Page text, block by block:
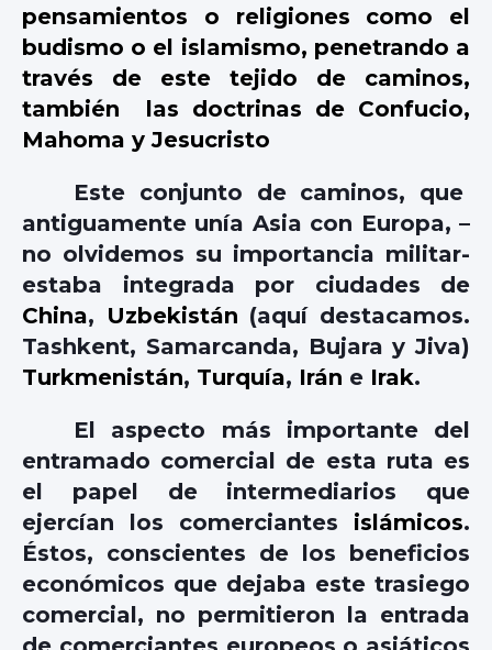
pensamientos o religiones como el
budismo o el islamismo, penetrando a
través de este tejido de caminos,
también
las doctrinas de Confucio,
Mahoma y Jesucristo
Este conjunto de caminos, que
antiguamente unía Asia con Europa, –
no olvidemos su importancia militar-
estaba integrada por ciudades de
China, Uzbekistán (aquí destacamos.
Tashkent, Samarcanda, Bujara y Jiva)
Turkmenistán, Turquía, Irán e Irak.
El aspecto más importante del
entramado comercial de esta ruta es
el papel de intermediarios que
ejercían los comerciantes islámicos.
Éstos, conscientes de los beneficios
económicos que dejaba este trasiego
comercial, no permitieron la entrada